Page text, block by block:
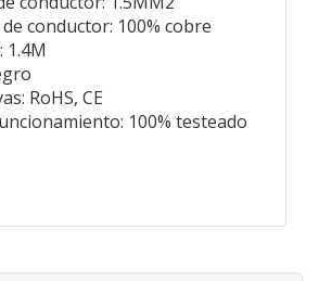
conductor: 100% cobre
1.4M
RoHS, CE
100% testeado